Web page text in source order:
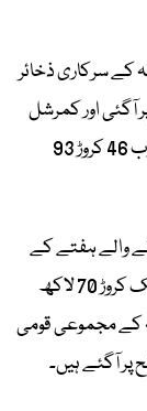
کے سرکاری ذخائر
کی سطح پر آگئی اور کمرشل
بینکوں کے پاس زرمبادلہ کے ذخائر کی مالیت 5 ارب 46 کروڑ 93
مئی 2026 کو ختم ہونے والے ہفتے کے
دوران اسٹیٹ بینک کے زرمبادلہ کے ذخائر میں ایک کروڑ 70 لاکھ
کے مجموعی قومی